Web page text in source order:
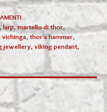
, larp, martello di thor,
vichinga,thor's hammer,
jewellery, viking pendant,